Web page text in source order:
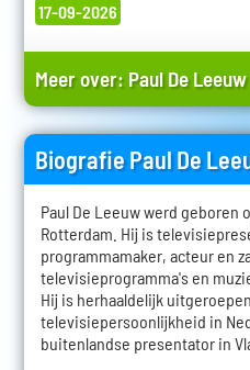
17-09-2026
Meer over: Paul De Leeuw
Biografie Paul De
Paul De Leeuw werd geboren
Rotterdam. Hij is
programmamaker, acteur en
televisieprogramma's en
Hij is herhaaldelijk
televisiepersoonlijkheid in
buitenlandse presentator in